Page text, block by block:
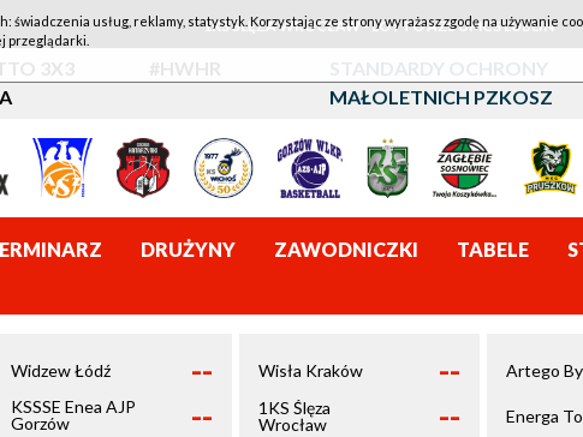
1KS ŚLĘZA WROCŁAW - LOTTO AZS UMCS LUBLIN
3X3
#HWHR
STANDARDY OCHRONY
MAŁOLETNICH PZKOSZ
DRUŻYNY ZAWODNICZKI TABELE
Widzew Łódź --
KSSSE Enea AJP
Gorzów
--
Wisła Kraków --
1KS Ślęza
Wrocław
--
Artego
Energa
świadczenia usług, reklamy, statystyk. Korzystając ze strony wyrażasz zgodę na używanie
przeglądarki.